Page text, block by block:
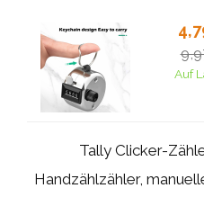
Auf
Tally Clicker-
Handzählzähler,